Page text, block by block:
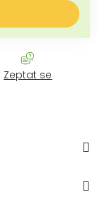
Zeptat se